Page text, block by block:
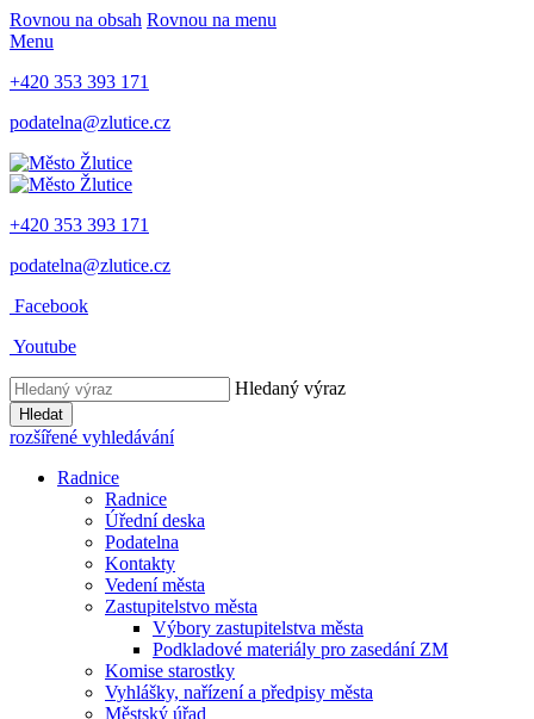
Rovnou na obsah Rovnou na menu
Menu
+420 353 393 171
podatelna@zlutice.cz
+420 353 393 171
podatelna@zlutice.cz
Facebook
Youtube
Hledaný výraz
Hledat
rozšířené vyhledávání
Radnice
Radnice
Úřední deska
Podatelna
Kontakty
Vedení města
Zastupitelstvo města
Výbory zastupitelstva města
Podkladové materiály pro zasedání ZM
Komise starostky
Vyhlášky, nařízení a předpisy města
Městský úřad